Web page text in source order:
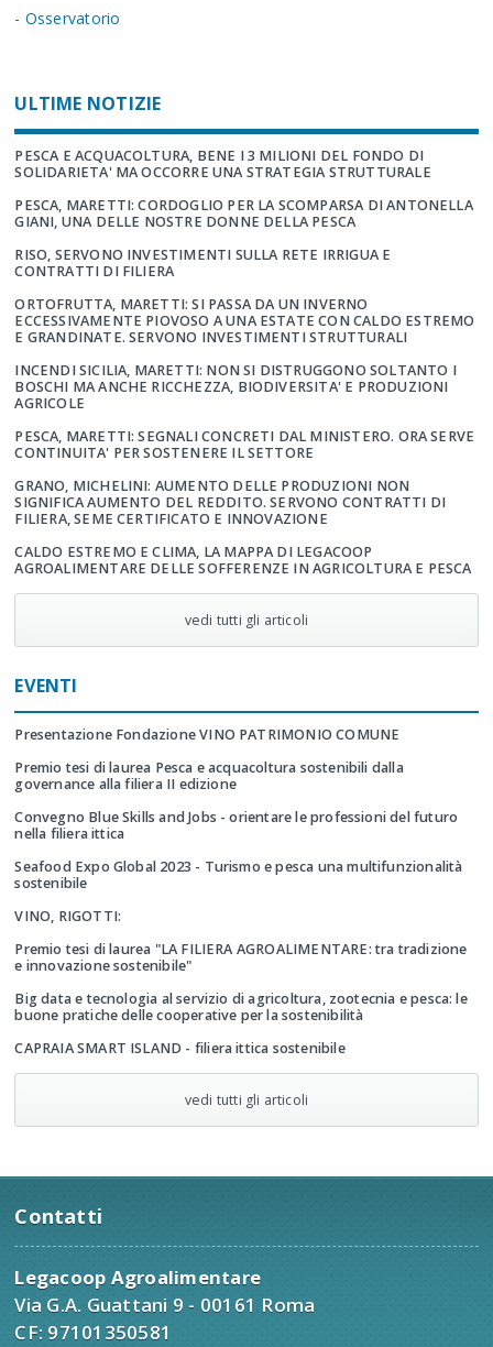
- Osservatorio
ULTIME NOTIZIE
PESCA E ACQUACOLTURA, BENE I 3 MILIONI DEL FONDO DI
SOLIDARIETA' MA OCCORRE UNA STRATEGIA STRUTTURALE
PESCA, MARETTI: CORDOGLIO PER LA SCOMPARSA DI ANTONELLA
GIANI, UNA DELLE NOSTRE DONNE DELLA PESCA
RISO, SERVONO INVESTIMENTI SULLA RETE IRRIGUA E
CONTRATTI DI FILIERA
ORTOFRUTTA, MARETTI: SI PASSA DA UN INVERNO
ECCESSIVAMENTE PIOVOSO A UNA ESTATE CON CALDO ESTREMO
E GRANDINATE. SERVONO INVESTIMENTI STRUTTURALI
INCENDI SICILIA, MARETTI: NON SI DISTRUGGONO SOLTANTO I
BOSCHI MA ANCHE RICCHEZZA, BIODIVERSITA' E PRODUZIONI
AGRICOLE
PESCA, MARETTI: SEGNALI CONCRETI DAL MINISTERO. ORA SERVE
CONTINUITA' PER SOSTENERE IL SETTORE
GRANO, MICHELINI: AUMENTO DELLE PRODUZIONI NON
SIGNIFICA AUMENTO DEL REDDITO. SERVONO CONTRATTI DI
FILIERA, SEME CERTIFICATO E INNOVAZIONE
CALDO ESTREMO E CLIMA, LA MAPPA DI LEGACOOP
AGROALIMENTARE DELLE SOFFERENZE IN AGRICOLTURA E PESCA
vedi tutti gli articoli
EVENTI
Presentazione Fondazione VINO PATRIMONIO COMUNE
Premio tesi di laurea Pesca e acquacoltura sostenibili dalla
governance alla filiera II edizione
Convegno Blue Skills and Jobs - orientare le professioni del futuro
nella filiera ittica
Seafood Expo Global 2023 - Turismo e pesca una multifunzionalità
sostenibile
VINO, RIGOTTI:
Premio tesi di laurea "LA FILIERA AGROALIMENTARE: tra tradizione
e innovazione sostenibile"
Big data e tecnologia al servizio di agricoltura, zootecnia e pesca: le
buone pratiche delle cooperative per la sostenibilità
CAPRAIA SMART ISLAND - filiera ittica sostenibile
vedi tutti gli articoli
Contatti
Legacoop Agroalimentare
Via G.A. Guattani 9 - 00161 Roma
CF: 97101350581